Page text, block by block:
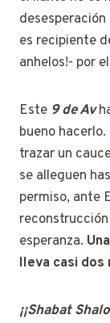
es recipiente
anhelos!- por
Este 9 de Av
bueno
trazar un
se alleguen
permiso, ante
esperanza.
lleva casi
¡¡Shabat